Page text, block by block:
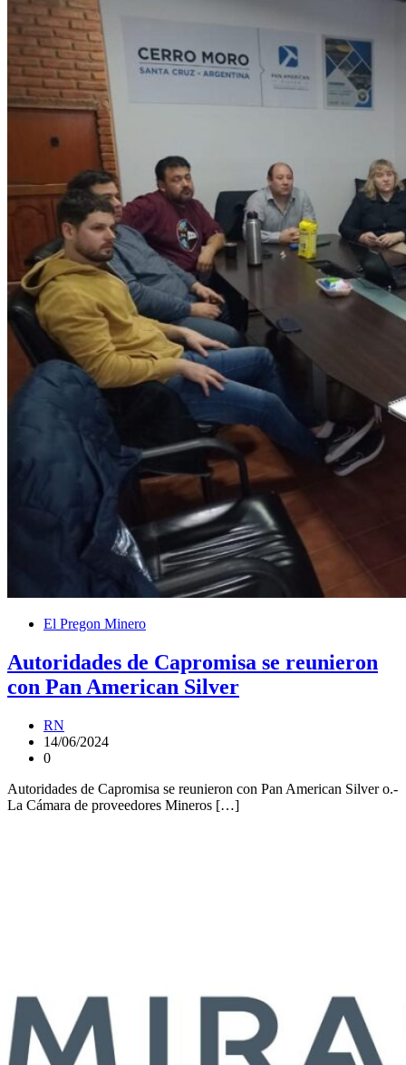
El Pregon Minero
Autoridades de Capromisa se reunieron
con Pan American Silver
RN
14/06/2024
0
Autoridades de Capromisa se reunieron con Pan American Silver o.-
La Cámara de proveedores Mineros […]